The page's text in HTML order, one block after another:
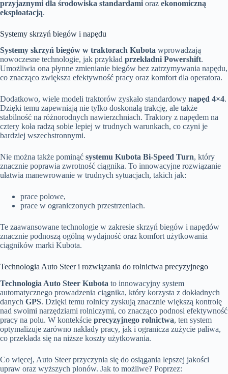
przyjaznymi dla środowiska standardami oraz ekonomiczną
eksploatacją.
Systemy skrzyń biegów i napędu
Systemy skrzyń biegów w traktorach Kubota wprowadzają
nowoczesne technologie, jak przykład przekładni Powershift.
Umożliwia ona płynne zmienianie biegów bez zatrzymywania napędu,
co znacząco zwiększa efektywność pracy oraz komfort dla operatora.
Dodatkowo, wiele modeli traktorów zyskało standardowy napęd 4×4.
Dzięki temu zapewniają nie tylko doskonałą trakcję, ale także
stabilność na różnorodnych nawierzchniach. Traktory z napędem na
cztery koła radzą sobie lepiej w trudnych warunkach, co czyni je
bardziej wszechstronnymi.
Nie można także pominąć systemu Kubota Bi-Speed Turn, który
znacznie poprawia zwrotność ciągnika. To innowacyjne rozwiązanie
ułatwia manewrowanie w trudnych sytuacjach, takich jak:
prace polowe,
prace w ograniczonych przestrzeniach.
Te zaawansowane technologie w zakresie skrzyń biegów i napędów
znacznie podnoszą ogólną wydajność oraz komfort użytkowania
ciągników marki Kubota.
Technologia Auto Steer i rozwiązania do rolnictwa precyzyjnego
Technologia Auto Steer Kubota to innowacyjny system
automatycznego prowadzenia ciągnika, który korzysta z dokładnych
danych GPS. Dzięki temu rolnicy zyskują znacznie większą kontrolę
nad swoimi narzędziami rolniczymi, co znacząco podnosi efektywność
pracy na polu. W kontekście precyzyjnego rolnictwa, ten system
optymalizuje zarówno nakłady pracy, jak i ogranicza zużycie paliwa,
co przekłada się na niższe koszty użytkowania.
Co więcej, Auto Steer przyczynia się do osiągania lepszej jakości
upraw oraz wyższych plonów. Jak to możliwe? Poprzez: